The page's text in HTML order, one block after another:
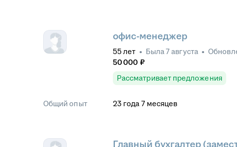
офис-менеджер
55 лет • Была7 августа •
50 000 ₽
Рассматривает предложения
Общий опыт 23 года 7 месяцев
Главный бухгалтер